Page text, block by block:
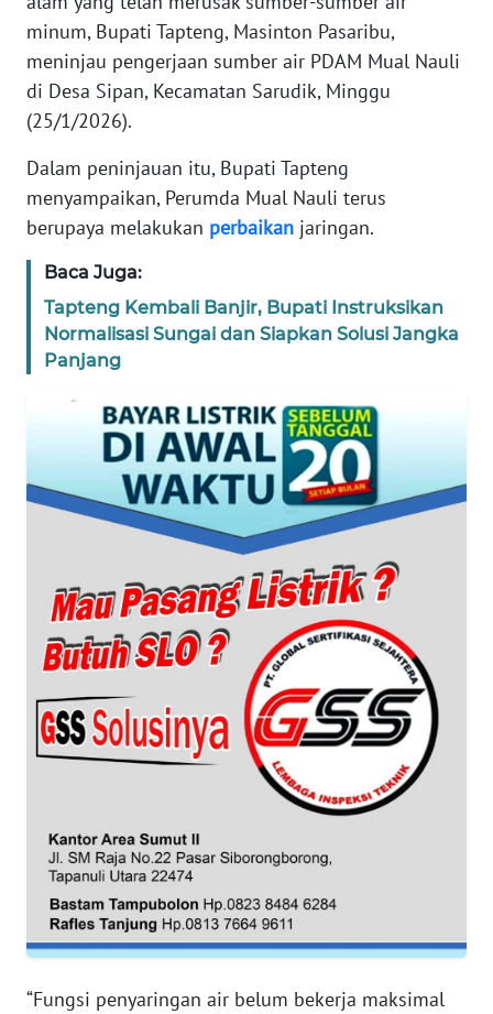
minum, Bupati Tapteng, Masinton Pasaribu,
meninjau pengerjaan sumber air PDAM Mual Nauli
di Desa Sipan, Kecamatan Sarudik, Minggu
(25/1/2026).
Dalam peninjauan itu, Bupati Tapteng
menyampaikan, Perumda Mual Nauli terus
berupaya melakukan perbaikan jaringan.
Baca Juga:
Tapteng Kembali Banjir, Bupati Instruksikan
Normalisasi Sungai dan Siapkan Solusi Jangka
Panjang
“Fungsi penyaringan air belum bekerja maksimal
REDAKSI
DISCLAIMER
Wahana
Regional
SUMUT
WN
JAKARTA
WN
NTT
WN
KEPRI
WN
PAPUA
BARAT